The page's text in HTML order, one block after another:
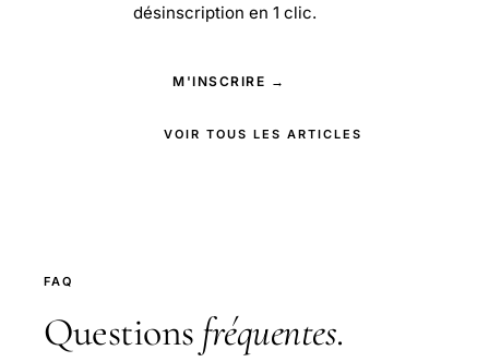
désinscription en 1 clic.
M'INSCRIRE →
VOIR TOUS LES ARTICLES
FAQ
Questions fréquentes.